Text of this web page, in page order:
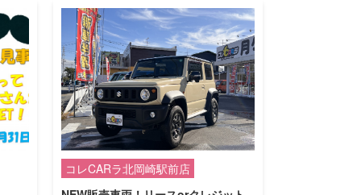
コレCARラ北岡崎駅前店